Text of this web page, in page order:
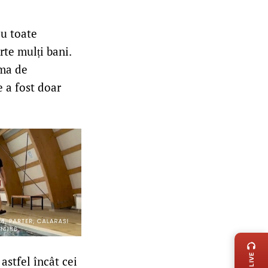
toate
mulți bani.
de
a fost doar
încât cei